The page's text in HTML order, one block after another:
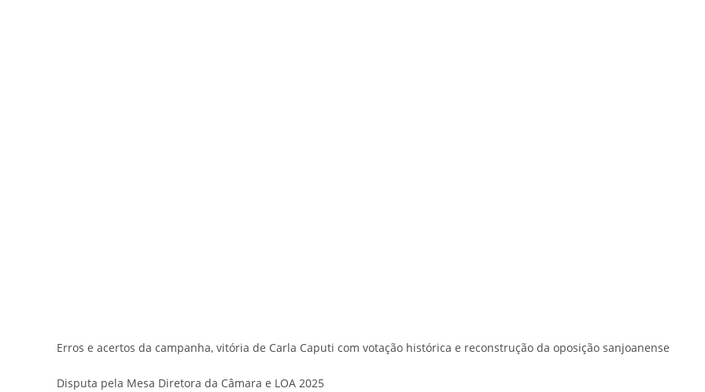
Erros e acertos da campanha, vitória de Carla Caputi com votação histórica e reconstrução da oposição sanjoanense
Disputa pela Mesa Diretora da Câmara e LOA 2025